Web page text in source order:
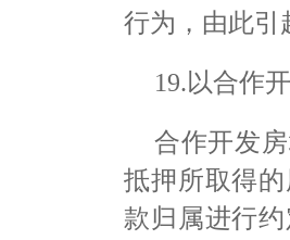
行为，由此引
19.以合作
合作开发
抵押所取得
款归属进行